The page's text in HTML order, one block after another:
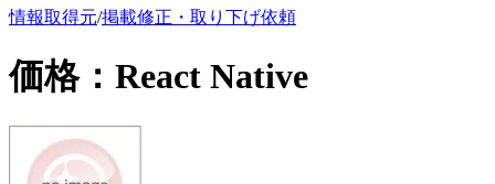
情報取得元/掲載修正・取り下げ依頼
価格： React Native